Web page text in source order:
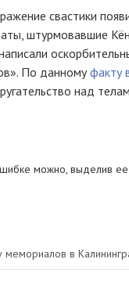
свастики
штурмовавшие
По данномуфакту
над
можно, выделив ее
мемориалов в